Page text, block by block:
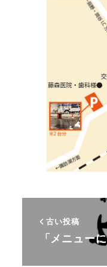
古い投稿
「メニュー